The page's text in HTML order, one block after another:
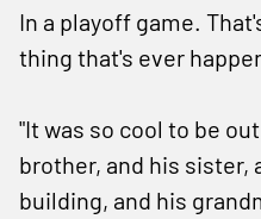
In a playoff game.
thing that's ever
"It was so cool to be
brother, and his sister,
building, and his